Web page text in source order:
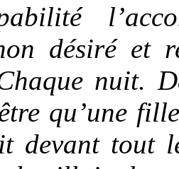
désiré et
nuit.
qu’une
devant tout